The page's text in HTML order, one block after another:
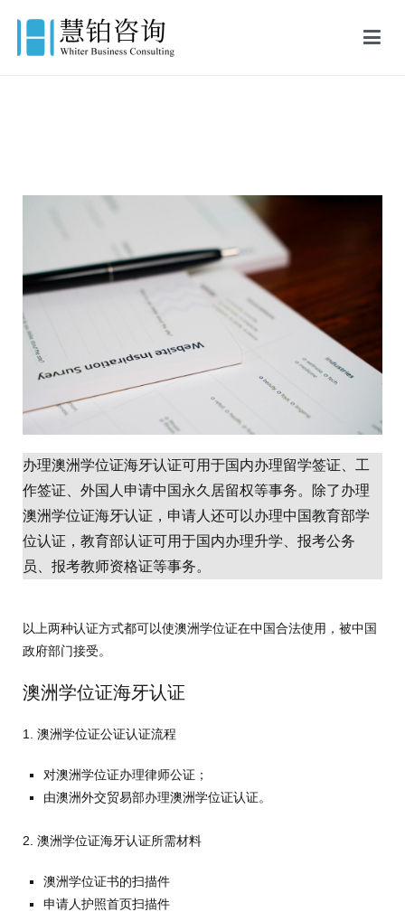
办理澳洲学位证海牙认证可用于国内办理留学签证、工
作签证、外国人申请中国永久居留权等事务。除了办理
澳洲学位证海牙认证，申请人还可以办理中国教育部学
位认证，教育部认证可用于国内办理升学、报考公务
员、报考教师资格证等事务。
以上两种认证方式都可以使澳洲学位证在中国合法使用，被中国
政府部门接受。
澳洲学位证海牙认证
1. 澳洲学位证公证认证流程
对澳洲学位证办理律师公证；
由澳洲外交贸易部办理澳洲学位证认证。
2. 澳洲学位证海牙认证所需材料
澳洲学位证书的扫描件
申请人护照首页扫描件